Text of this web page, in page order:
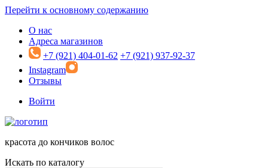
Перейти к основному содержанию
О нас
Адреса магазинов
+7 (921) 404-01-62 +7 (921) 937-92-37
Instagram
Отзывы
Войти
красота до кончиков волос
Искать по каталогу